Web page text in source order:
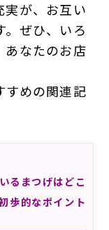
実が、お互い
ぜひ、いろ
あなたのお店
すめの関連記
るまつげはどこ
歩的なポイント